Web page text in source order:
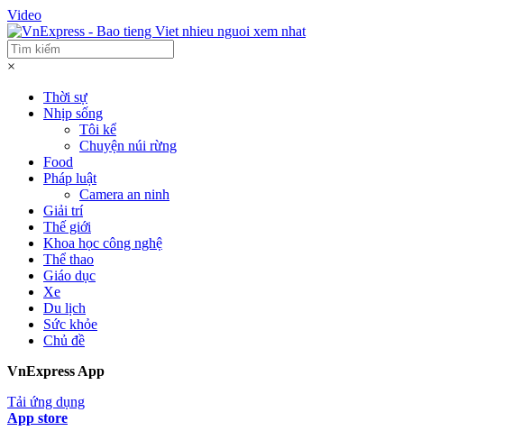
Video
×
Thời sự
Nhịp sống
Tôi kể
Chuyện núi rừng
Food
Pháp luật
Camera an ninh
Giải trí
Thế giới
Khoa học công nghệ
Thể thao
Giáo dục
Xe
Du lịch
Sức khỏe
Chủ đề
VnExpress App
Tải ứng dụng
App store